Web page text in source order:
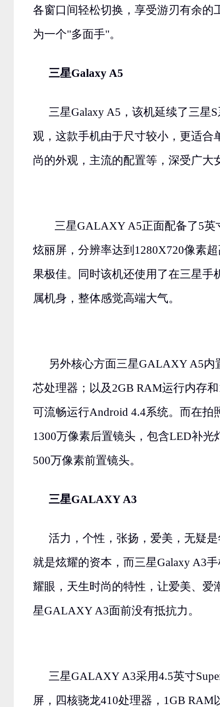
各窗口间轻松切换，享受游刃有余的
为一个"多面手"。
三星Galaxy A5
三星Galaxy A5，该机延续了三星
观，这款手机由于尺寸较小，更适合
尚的外观，主流的配置等，深受广大
三星GALAXY A5正面配备了5英
炫丽屏，分辨率达到1280X720像素
果极佳。同时该机还使用了在三星手
属机身，整体感觉高端大气。
另外核心方面三星GALAXY A5内
芯处理器；以及2GB RAM运行内存
可流畅运行Android 4.4系统。而在拍
1300万像素后置镜头，包含LED补光
500万像素前置镜头。
三星GALAXY A3
活力，个性，张扬，爱美，无疑
就是炫耀的资本，而三星Galaxy A3
耀眼，天生时尚的特性，让爱美、爱
星GALAXY A3面前没有抵抗力。
三星GALAXY A3采用4.5英寸
屏，四核骁龙410处理器，1GB RAM